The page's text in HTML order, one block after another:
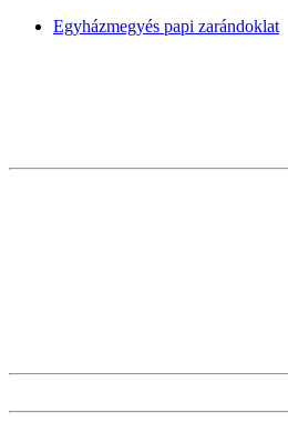
Egyházmegyés papi zarándoklat